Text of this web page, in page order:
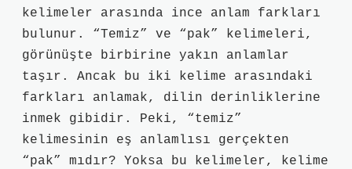
kelimeler arasında ince anlam farkları
bulunur. “Temiz” ve “pak” kelimeleri,
görünüşte birbirine yakın anlamlar
taşır. Ancak bu iki kelime arasındaki
farkları anlamak, dilin derinliklerine
inmek gibidir. Peki, “temiz”
kelimesinin eş anlamlısı gerçekten
“pak” mıdır? Yoksa bu kelimeler, kelime